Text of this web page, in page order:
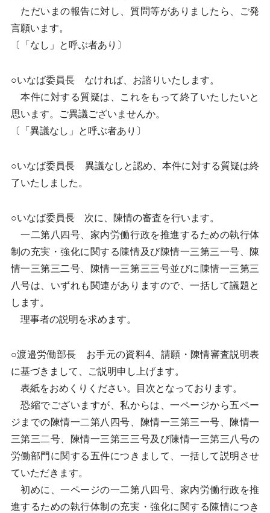
ただいまの報告に対し、質問等がありましたら、ご発
言願います。
〔「なし」と呼ぶ者あり〕
○いなば委員長 なければ、お諮りいたします。
本件に対する質疑は、これをもって終了いたしたいと
思います。ご異議ございませんか。
〔「異議なし」と呼ぶ者あり〕
○いなば委員長 異議なしと認め、本件に対する質疑は終
了いたしました。
○いなば委員長 次に、陳情の審査を行います。
一二第八四号、家内労働行政を推進するための執行体
制の充実・強化に関する陳情及び陳情一三第三一号、陳
情一三第三二号、陳情一三第三三号並びに陳情一三第三
八号は、いずれも関連がありますので、一括して議題と
します。
理事者の説明を求めます。
○渡邉労働部長 お手元の資料4、請願・陳情審査説明表
に基づきまして、ご説明申し上げます。
表紙をおめくりください。目次となっております。
恐縮でございますが、私からは、一ページから五ペー
ジまでの陳情一二第八四号、陳情一三第三一号、陳情一
三第三二号、陳情一三第三三号及び陳情一三第三八号の
労働部門に関する五件につきまして、一括して説明させ
ていただきます。
初めに、一ページの一二第八四号、家内労働行政を推
進するための執行体制の充実・強化に関する陳情につき